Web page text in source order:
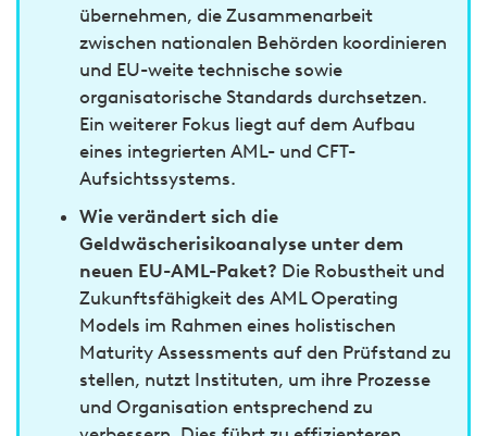
übernehmen, die Zusammenarbeit
zwischen nationalen Behörden koordinieren
und EU-weite technische sowie
organisatorische Standards durchsetzen.
Ein weiterer Fokus liegt auf dem Aufbau
eines integrierten AML- und CFT-
Aufsichtssystems.
Wie verändert sich die
Geldwäscherisikoanalyse unter dem
neuen EU-AML-Paket? Die Robustheit und
Zukunftsfähigkeit des AML Operating
Models im Rahmen eines holistischen
Maturity Assessments auf den Prüfstand zu
stellen, nutzt Instituten, um ihre Prozesse
und Organisation entsprechend zu